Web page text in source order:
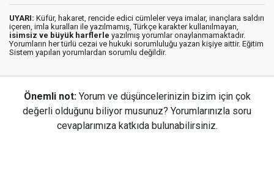
UYARI: Küfür, hakaret, rencide edici cümleler veya imalar, inançlara saldırı
içeren, imla kuralları ile yazılmamış, Türkçe karakter kullanılmayan,
isimsiz ve büyük harflerle yazılmış yorumlar onaylanmamaktadır.
Yorumların her türlü cezai ve hukuki sorumluluğu yazan kişiye aittir. Eğitim
Sistem yapılan yorumlardan sorumlu değildir.
Önemli not: Yorum ve düşüncelerinizin bizim için çok
değerli olduğunu biliyor musunuz? Yorumlarınızla soru
cevaplarımıza katkıda bulunabilirsiniz.